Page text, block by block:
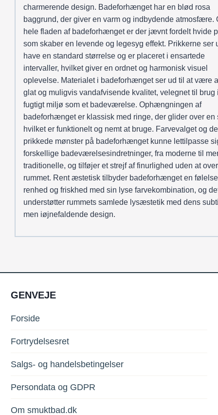
charmerende design. Badeforhænget har en blød rosa
baggrund, der giver en varm og indbydende atmosfære.
hele fladen af badeforhænget er der jævnt fordelt hvide
som skaber en levende og legesyg effekt. Prikkerne ser
have en standard størrelse og er placeret i ensartede
intervaller, hvilket giver en ordnet og harmonisk visuel
oplevelse. Materialet i badeforhænget ser ud til at være
glat og muligvis vandafvisende kvalitet, velegnet til brug
fugtigt miljø som et badeværelse. Ophængningen af
badeforhænget er klassisk med ringe, der glider over en
hvilket er funktionelt og nemt at bruge. Farvevalget og
prikkede mønster på badeforhænget kunne lettilpasse
forskellige badeværelsesindretninger, fra moderne til
traditionelle, og tilføjer et strejf af finurlighed uden at
rummet. Rent æstetisk tilbyder badeforhænget en
renhed og friskhed med sin lyse farvekombination, og
understøtter rummets samlede lysæstetik med dens
men iøjnefaldende design.
GENVEJE
Forside
Fortrydelsesret
Salgs- og handelsbetingelser
Persondata og GDPR
Om smuktbad.dk